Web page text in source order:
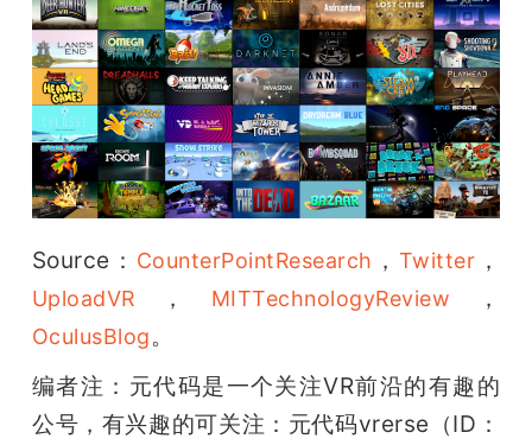
Source： CounterPointResearch ， Twitter ，
UploadVR ， MITTechnologyReview ，
OculusBlog。
编者注：元代码是一个关注VR前沿的有趣的
公号，有兴趣的可关注：元代码vrerse（ID：